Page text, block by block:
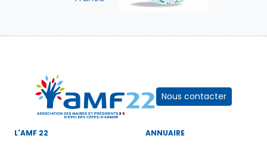
Nous contacter
L'AMF 22 ANNUAIRE